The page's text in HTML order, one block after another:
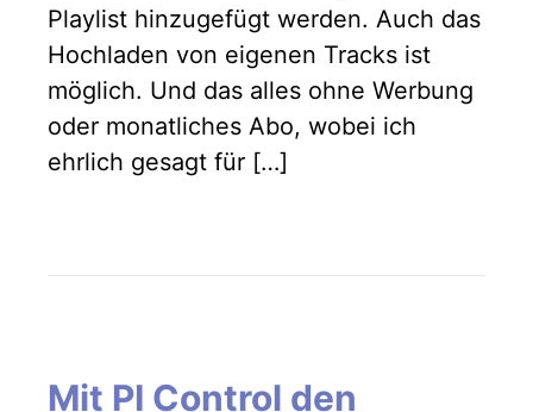
Playlist hinzugefügt werden. Auch das
Hochladen von eigenen Tracks ist
möglich. Und das alles ohne Werbung
oder monatliches Abo, wobei ich
ehrlich gesagt für […]
Mit PI Control den